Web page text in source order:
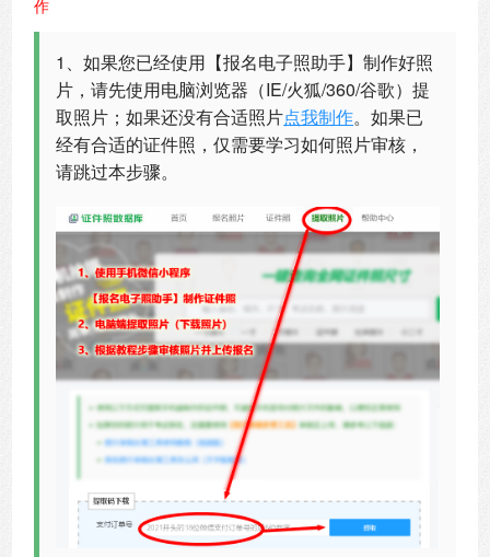
作
1、如果您已经使用【报名电子照助手】制作好照
片，请先使用电脑浏览器（IE/火狐/360/谷歌）提
取照片；如果还没有合适照片点我制作。如果已
经有合适的证件照，仅需要学习如何照片审核，
请跳过本步骤。